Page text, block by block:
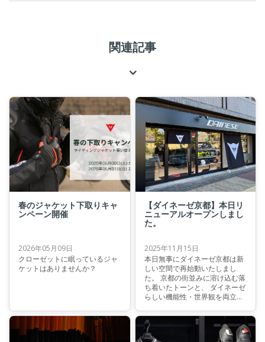
関連記事
春のジャケット下取りキャ
ンペーン開催
2026年05月09日
クローゼットに眠っているジャ
ケットはありませんか？
【ダイネーゼ京都】本日リ
ニューアルオープンしまし
た。
2025年11月15日
本日無事にダイネーゼ京都は新
しい空間で再始動いたしまし
た。 京都の街並みに溶け込む落
ち着いたトーンと、 ダイネーゼ
らしい機能性・世界観を両立し
す。